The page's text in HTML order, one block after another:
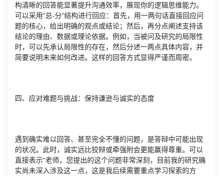
构清晰的回答能显著提升沟通效率，展现你的逻辑思维能力。
可以采用“总-分”结构进行回应：首先，用一两句话直接回应问
题的核心，给出明确的观点或结论；然后，再分点阐述支持该
结论的理由、数据或理论依据。例如，当被问及研究的局限性
时，可以先承认局限性的存在，然后分述一两点具体内容，并
简要说明未来如何改进。这样的回答方式显得严谨而周密。
四、应对难题与挑战：保持谦逊与诚实的态度
遇到确实难以回答、甚至完全不懂的问题，是答辩中可能出现
的状况。此时，诚实远比狡辩或牵强附会更能赢得尊重。可以
直接表示“老师，您提出的这个问题非常深刻，目前我的研究确
实尚未深入涉及这一点，这是我后续需要重点学习探索的方